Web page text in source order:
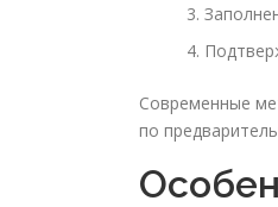
Современные
по